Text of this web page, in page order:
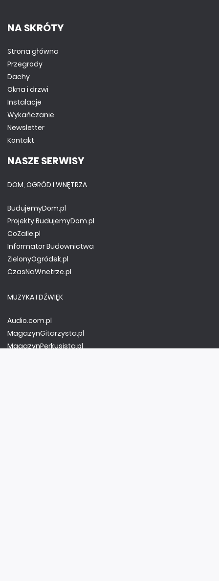
NA SKRÓTY
Strona główna
Przegrody
Dachy
Okna i drzwi
Instalacje
Wykańczanie
Newsletter
Kontakt
NASZE SERWISY
DOM, OGRÓD I WNĘTRZA
BudujemyDom.pl
Projekty.BudujemyDom.pl
CoZaIle.pl
Informator Budownictwa
ZielonyOgródek.pl
CzasNaWnetrze.pl
MUZYKA I DŹWIĘK
Audio.com.pl
MagazynGitarzysta.pl
MagazynPerkusista.pl